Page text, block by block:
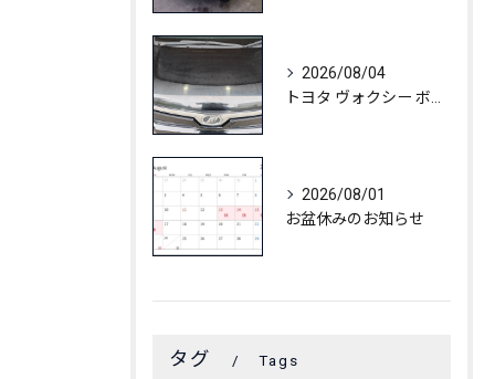
2026/08/04
2026/08/01
お盆休みのお知らせ
タグ Tags